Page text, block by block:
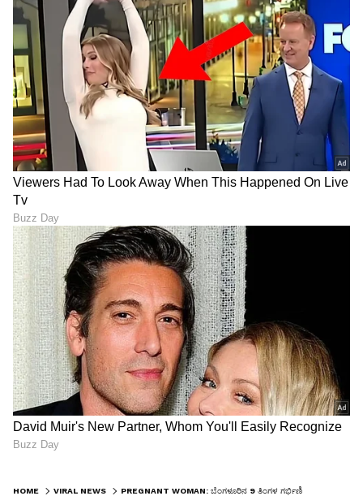
HOME VIRAL NEWS